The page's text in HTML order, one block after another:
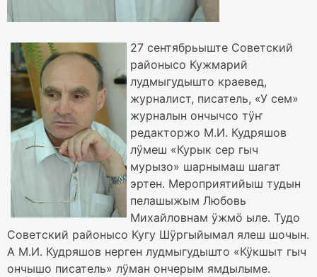
27 сентябрьыште Советский
районысо Кужмарий
лудмыгудышто краевед,
журналист, писатель, «У сем»
журналын ончычсо тӱҥ
редакторжо М.И. Кудряшов
лӱмеш «Курык сер гыч
мурызо» шарнымаш шагат
эртен. Мероприятийыш тудын
пелашыжым Любовь
Михайловнам ӱжмӧ ыле. Тудо
Советский районысо Кугу Шӱргыйымал ялеш шочын.
А М.И. Кудряшов нерген лудмыгудышто «Кӱкшыт гыч
ончышо писатель» лӱман ончерым ямдылыме.